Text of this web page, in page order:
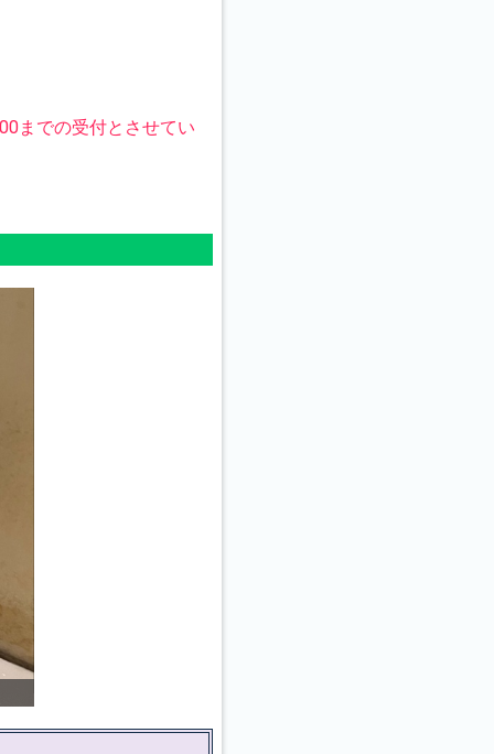
までの受付とさせてい